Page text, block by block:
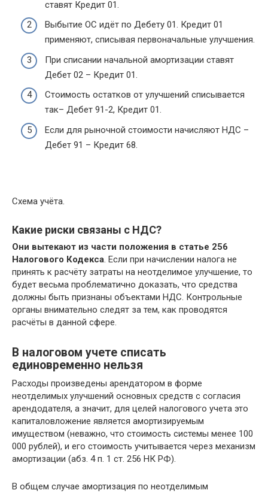
ставят Кредит 01.
Выбытие ОС идёт по Дебету 01. Кредит 01
применяют, списывая первоначальные улучшения.
При списании начальной амортизации ставят
Дебет 02 – Кредит 01.
Стоимость остатков от улучшений списывается
так– Дебет 91-2, Кредит 01.
Если для рыночной стоимости начисляют НДС –
Дебет 91 – Кредит 68.
Схема учёта.
Какие риски связаны с НДС?
Они вытекают из части положения в статье 256
Налогового Кодекса. Если при начислении налога не
принять к расчёту затраты на неотделимое улучшение, то
будет весьма проблематично доказать, что средства
должны быть признаны объектами НДС. Контрольные
органы внимательно следят за тем, как проводятся
расчёты в данной сфере.
В налоговом учете списать
единовременно нельзя
Расходы произведены арендатором в форме
неотделимых улучшений основных средств с согласия
арендодателя, а значит, для целей налогового учета это
капиталовложение является амортизируемым
имуществом (неважно, что стоимость системы менее 100
000 рублей), и его стоимость учитывается через механизм
амортизации (абз. 4 п. 1 ст. 256 НК РФ).
В общем случае амортизация по неотделимым